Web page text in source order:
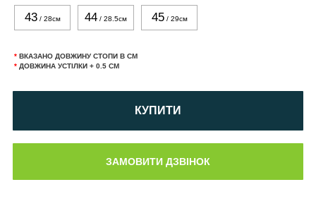
43/ 28см 44 / 28.5см 45/ 29см
* ВКАЗАНО ДОВЖИНУ СТОПИ В СМ
* ДОВЖИНА УСТІЛКИ + 0.5 СМ
КУПИТИ